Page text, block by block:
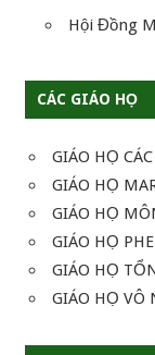
Hội Đồng
CÁC GIÁO HỌ
GIÁO HỌ
GIÁO HỌ
GIÁO HỌ
GIÁO HỌ
GIÁO HỌ
GIÁO HỌ VÔ